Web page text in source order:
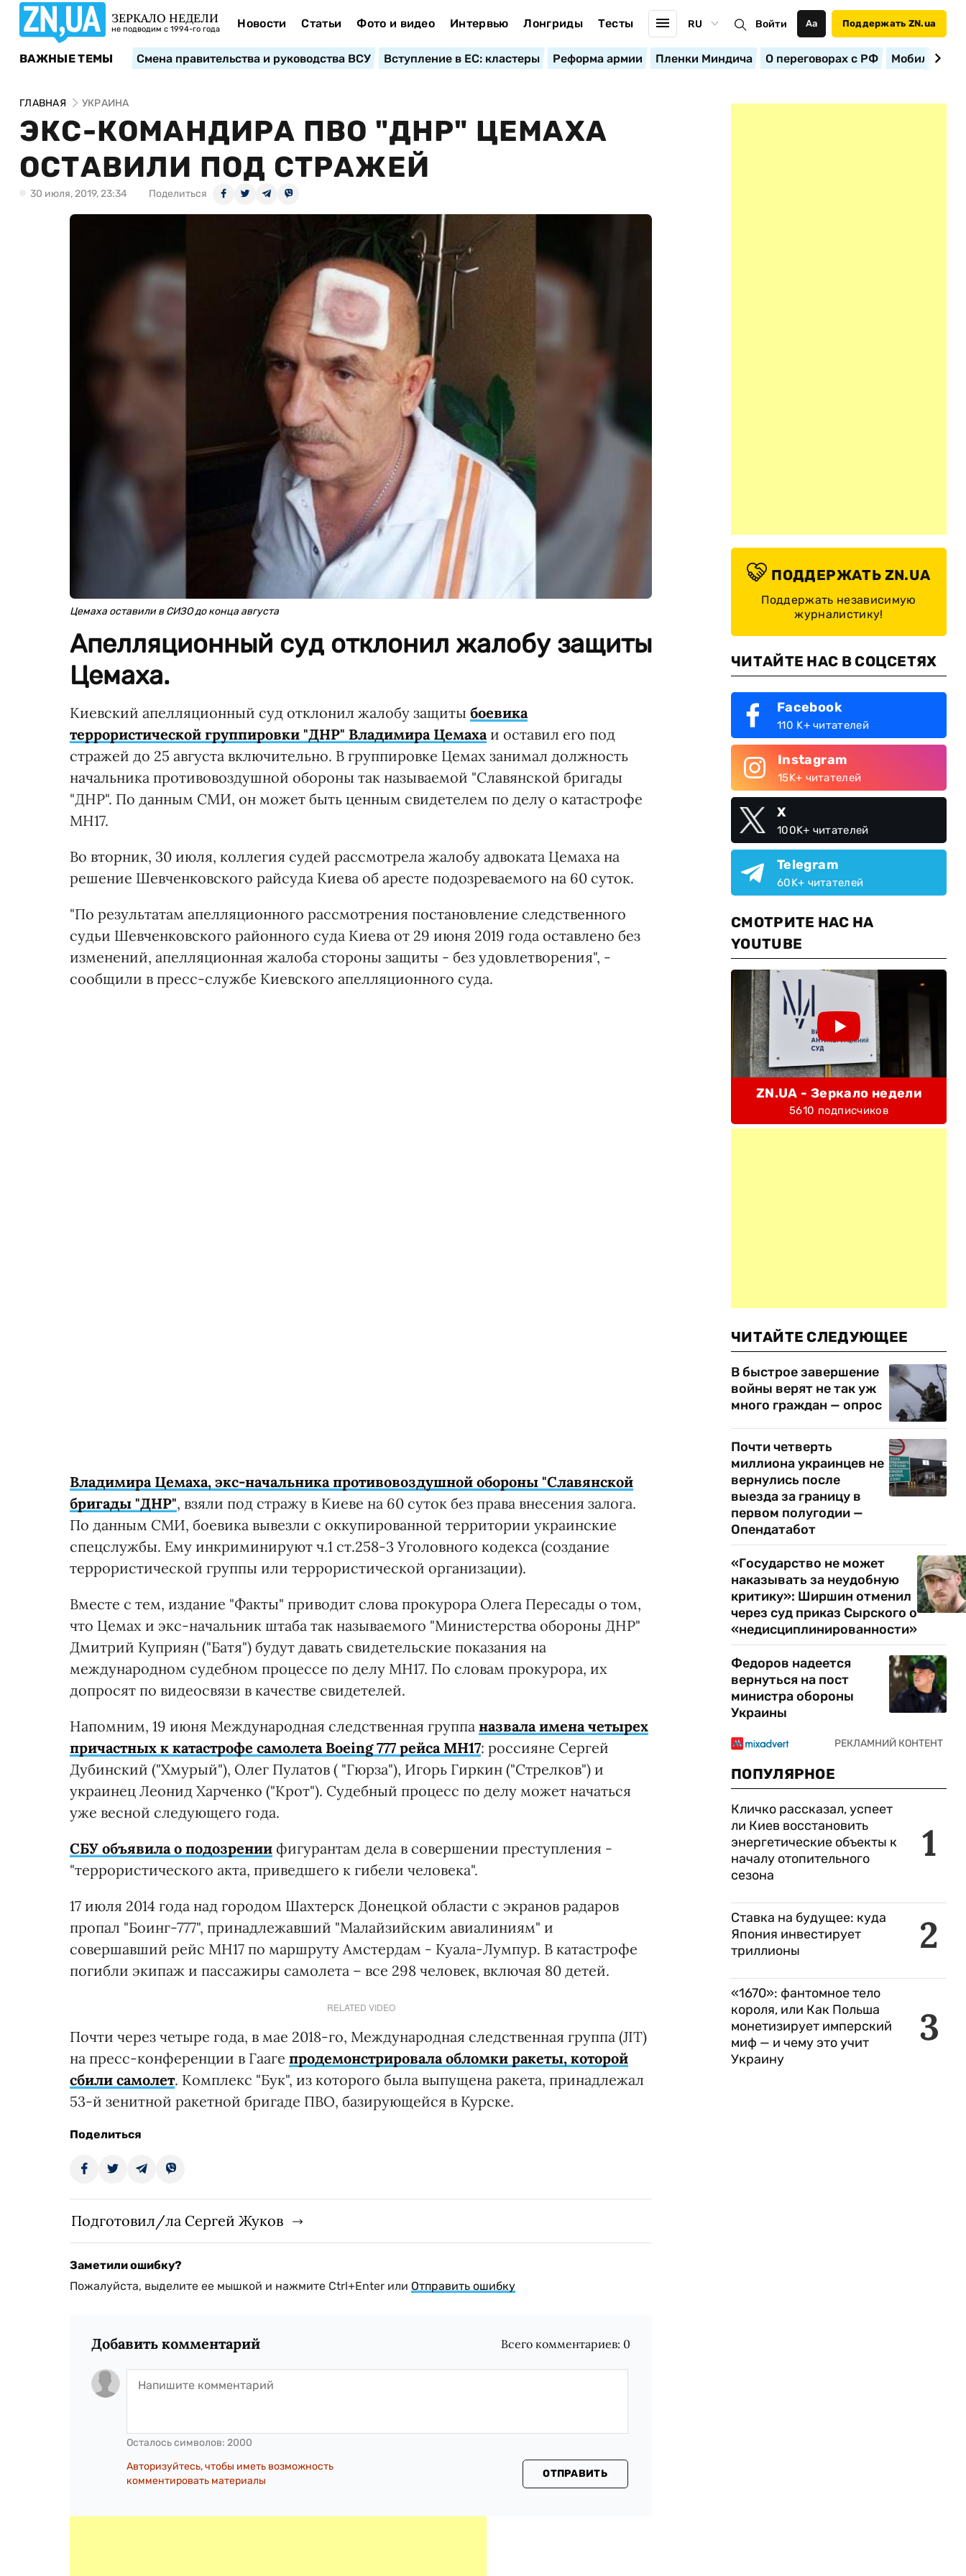
ЗЕРКАЛО НЕДЕЛИ
не подводим с 1994-го года Новости Статьи Фото и видео Интервью Лонгриды Тесты RU Войти Аа Поддержать ZN.ua
ВАЖНЫЕ ТЕМЫ Смена правительства и руководства ВСУ Вступление в ЕС: кластеры Реформа армии Пленки Миндича О переговорах с РФ
ГЛАВНАЯ УКРАИНА
ЭКС-КОМАНДИРА ПВО "ДНР" ЦЕМАХА
ОСТАВИЛИ ПОД СТРАЖЕЙ
30 июля, 2019, 23:34 Поделиться
Цемаха оставили в СИЗО до конца августа
Апелляционный суд отклонил жалобу защиты
Цемаха.
Киевский апелляционный суд отклонил жалобу защиты боевика
террористической группировки "ДНР" Владимира Цемаха и оставил его под
стражей до 25 августа включительно. В группировке Цемах занимал должность
начальника противовоздушной обороны так называемой "Славянской бригады
"ДНР". По данным СМИ, он может быть ценным свидетелем по делу о катастрофе
MH17.
Во вторник, 30 июля, коллегия судей рассмотрела жалобу адвоката Цемаха на
решение Шевченковского райсуда Киева об аресте подозреваемого на 60 суток.
"По результатам апелляционного рассмотрения постановление следственного
судьи Шевченковского районного суда Киева от 29 июня 2019 года оставлено без
изменений, апелляционная жалоба стороны защиты - без удовлетворения", -
сообщили в пресс-службе Киевского апелляционного суда.
Владимира Цемаха, экс-начальника противовоздушной обороны "Славянской
бригады "ДНР", взяли под стражу в Киеве на 60 суток без права внесения залога.
По данным СМИ, боевика вывезли с оккупированной территории украинские
спецслужбы. Ему инкриминируют ч.1 ст.258-3 Уголовного кодекса (создание
террористической группы или террористической организации).
Вместе с тем, издание "Факты" приводит слова прокурора Олега Пересады о том,
что Цемах и экс-начальник штаба так называемого "Министерства обороны ДНР"
Дмитрий Куприян ("Батя") будут давать свидетельские показания на
международном судебном процессе по делу MH17. По словам прокурора, их
допросят по видеосвязи в качестве свидетелей.
Напомним, 19 июня Международная следственная группа назвала имена четырех
причастных к катастрофе самолета Boeing 777 рейса MH17: россияне Сергей
Дубинский ("Хмурый"), Олег Пулатов ( "Гюрза"), Игорь Гиркин ("Стрелков") и
украинец Леонид Харченко ("Крот"). Судебный процесс по делу может начаться
уже весной следующего года.
СБУ объявила о подозрении фигурантам дела в совершении преступления -
"террористического акта, приведшего к гибели человека".
17 июля 2014 года над городом Шахтерск Донецкой области с экранов радаров
пропал "Боинг-777", принадлежавший "Малайзийским авиалиниям" и
совершавший рейс МН17 по маршруту Амстердам - Куала-Лумпур. В катастрофе
погибли экипаж и пассажиры самолета – все 298 человек, включая 80 детей.
RELATED VIDEO
Почти через четыре года, в мае 2018-го, Международная следственная группа (JIT)
на пресс-конференции в Гааге продемонстрировала обломки ракеты, которой
сбили самолет. Комплекс "Бук", из которого была выпущена ракета, принадлежал
53-й зенитной ракетной бригаде ПВО, базирующейся в Курске.
Поделиться
Подготовил/ла Сергей Жуков
Заметили ошибку?
Пожалуйста, выделите ее мышкой и нажмите Ctrl+Enter или Отправить ошибку
Добавить комментарий Всего комментариев: 0
Осталось символов: 2000
Авторизуйтесь, чтобы иметь возможность
комментировать материалы
ОТПРАВИТЬ
ПОДДЕРЖАТЬ ZN.UA
Поддержать независимую
журналистику!
ЧИТАЙТЕ НАС В СОЦСЕТЯХ
Facebook
110 K+ читателей
Instagram
15K+ читателей
X
100K+ читателей
Telegram
60K+ читателей
СМОТРИТЕ НАС НА
YOUTUBE
ZN.UA - Зеркало недели
5610 подписчиков
ЧИТАЙТЕ СЛЕДУЮЩЕЕ
В быстрое завершение
войны верят не так уж
много граждан — опрос
Почти четверть
миллиона украинцев не
вернулись после
выезда за границу в
первом полугодии —
Опендатабот
«Государство не может
наказывать за неудобную
критику»: Ширшин отменил
через суд приказ Сырского о
«недисциплинированности»
Федоров надеется
вернуться на пост
министра обороны
Украины
ПОПУЛЯРНОЕ
1
Кличко рассказал, успеет
ли Киев восстановить
энергетические объекты к
началу отопительного
сезона
2
Ставка на будущее: куда
Япония инвестирует
триллионы
3
«1670»: фантомное тело
короля, или Как Польша
монетизирует имперский
миф — и чему это учит
Украину